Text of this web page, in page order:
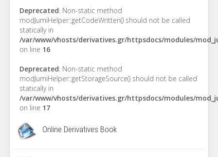
Deprecated: Non-static method
modJumiHelper::getCodeWritten() should not be called
statically in
/var/www/vhosts/derivatives.gr/httpsdocs/modules/
on line 16
Deprecated: Non-static method
modJumiHelper::getStorageSource() should not be called
statically in
/var/www/vhosts/derivatives.gr/httpsdocs/modules/
on line 17
Online Derivatives Book